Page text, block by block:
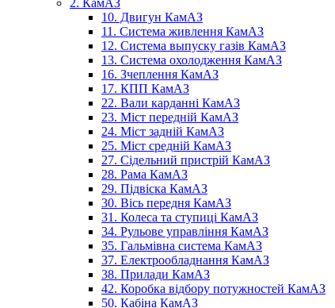
2. КамАЗ
10. Двигун КамАЗ
11. Система живлення КамАЗ
12. Система выпуску газів КамАЗ
13. Система охолодження КамАЗ
16. Зчеплення КамАЗ
17. КПП КамАЗ
22. Вали карданні КамАЗ
23. Міст передній КамАЗ
24. Міст задній КамАЗ
25. Міст средній КамАЗ
27. Сідельний пристрій КамАЗ
28. Рама КамАЗ
29. Підвіска КамАЗ
30. Вісь передня КамАЗ
31. Колеса та ступиці КамАЗ
34. Рульове управління КамАЗ
35. Гальмівна система КамАЗ
37. Електрообладнання КамАЗ
38. Прилади КамАЗ
42. Коробка відбору потужностей КамАЗ
50. Кабіна КамАЗ